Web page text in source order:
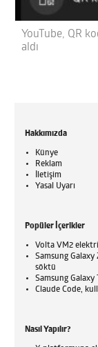
YouTube, QR
aldı
Hakkımızda
Künye
Reklam
İletişim
Yasal Uyarı
Popüler İçerikler
Volta VM2
Samsung Galaxy
söktü
Samsung Galaxy
Claude Code,
Nasıl Yapılır?